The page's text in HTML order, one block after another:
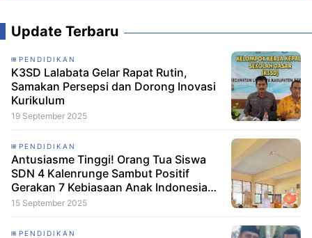
Update Terbaru
PENDIDIKAN
K3SD Lalabata Gelar Rapat Rutin,
Samakan Persepsi dan Dorong Inovasi
Kurikulum
19 September 2025
PENDIDIKAN
Antusiasme Tinggi! Orang Tua Siswa
SDN 4 Kalenrunge Sambut Positif
Gerakan 7 Kebiasaan Anak Indonesia
Hebat
15 September 2025
PENDIDIKAN